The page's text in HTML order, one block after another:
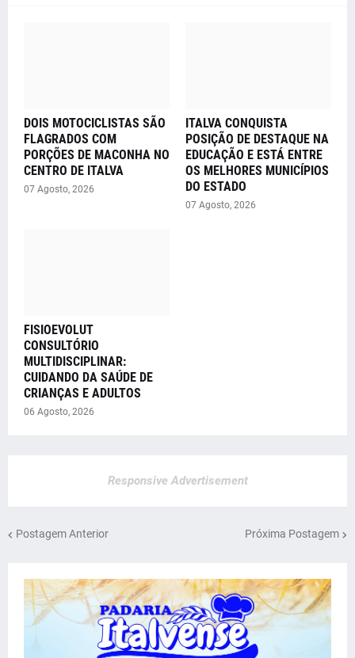
DOIS MOTOCICLISTAS SÃO
FLAGRADOS COM
PORÇÕES DE MACONHA NO
CENTRO DE ITALVA
07 Agosto, 2026
ITALVA CONQUISTA
POSIÇÃO DE DESTAQUE NA
EDUCAÇÃO E ESTÁ ENTRE
OS MELHORES MUNICÍPIOS
DO ESTADO
07 Agosto, 2026
FISIOEVOLUT
CONSULTÓRIO
MULTIDISCIPLINAR:
CUIDANDO DA SAÚDE DE
CRIANÇAS E ADULTOS
06 Agosto, 2026
Responsive Advertisement
Postagem Anterior Próxima Postagem